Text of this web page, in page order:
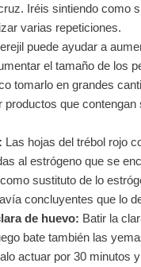
Iréis sintiendo como
varias repeticiones.
puede ayudar a
el tamaño de los
tomarlo en grandes
productos que contengan
Las hojas del trébol rojo
al estrógeno que se
sustituto de lo
concluyentes que lo
de huevo: Batir la
bate también las
actuar por 30 minutos